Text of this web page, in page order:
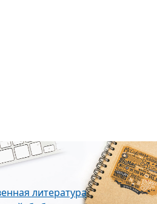
литература